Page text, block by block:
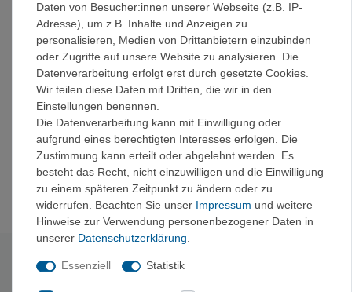
Der Boden und der Deckel aus harteloxiertem
Aluminium mit Topfdeckelgriff aus Silikon bieten
besseren Halt
Zwei glasfaserverstärkte Nylongriffe für bessere
Kontrolle beim Ausgießen
Hergestellt aus lebensmittelechtem Silikon und
harteloxiertem Aluminium für eine leichtere und
dennoch langlebige Konstruktion
Der eloxierte Aluminiumboden des Wasserkochers
sorgt für eine hervorragende gleichmäßige
Wärmeübertragung, um heiße Stellen zu vermeiden
Technische Daten
Daten von Besucher:innen unserer Webseite (z.B. IP-
Adresse), um z.B. Inhalte und Anzeigen zu
personalisieren, Medien von Drittanbietern einzubinden
oder Zugriffe auf unsere Website zu analysieren. Die
Datenverarbeitung erfolgt erst durch gesetzte Cookies.
Wir teilen diese Daten mit Dritten, die wir in den
Einstellungen benennen.
Die Datenverarbeitung kann mit Einwilligung oder
aufgrund eines berechtigten Interesses erfolgen. Die
Zustimmung kann erteilt oder abgelehnt werden. Es
besteht das Recht, nicht einzuwilligen und die Einwilligung
zu einem späteren Zeitpunkt zu ändern oder zu
widerrufen. Beachten Sie unser Impressum und weitere
Hinweise zur Verwendung personenbezogener Daten in
unserer Daten­schutz­erklärung.
Essenziell Statistik